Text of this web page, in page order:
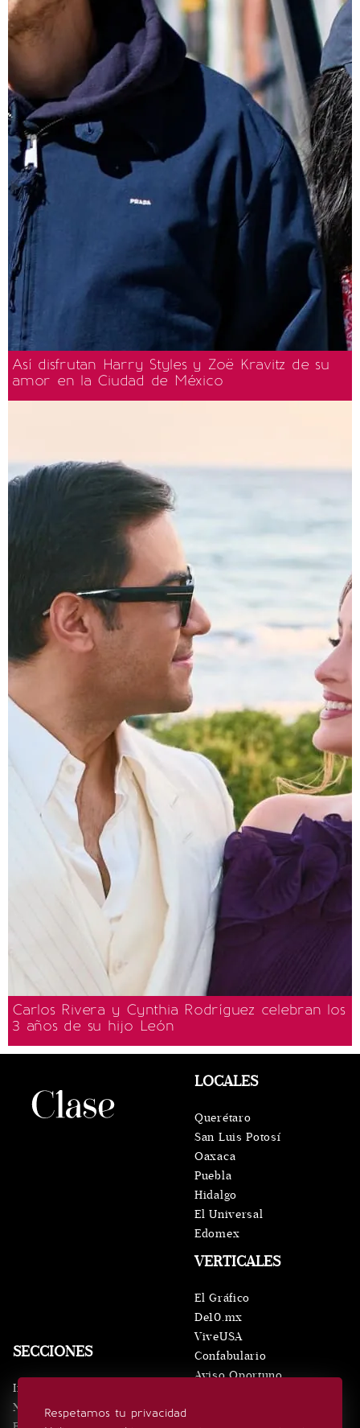
Así disfrutan Harry Styles y Zoë Kravitz de su
amor en la Ciudad de México
Carlos Rivera y Cynthia Rodríguez celebran los
3 años de su hijo León
Respetamos tu privacidad
SECCIONES
Inicio
Noticias
VERTICALES
El Gráfico
De10.mx
ViveUSA
Confabulario
Aviso Oportuno
LOCALES
Querétaro
San Luis Potosí
Oaxaca
Puebla
Hidalgo
El Universal
Edomex